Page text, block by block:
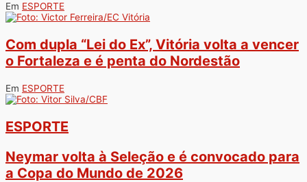
Em ESPORTE
Com dupla “Lei do Ex”, Vitória volta a vencer
o Fortaleza e é penta do Nordestão
Em ESPORTE
ESPORTE
Neymar volta à Seleção e é convocado para
a Copa do Mundo de 2026